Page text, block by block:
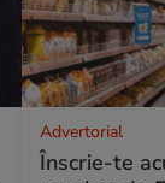
Advertorial
Înscrie-te